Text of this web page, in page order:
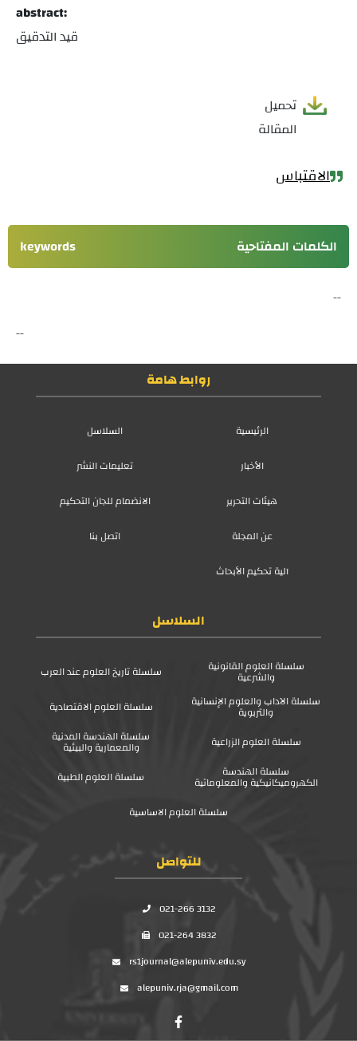
abstract:
قيد التدقيق
تحميل
المقالة
الاقتباس
الكلمات المفتاحية keywords
--
--
روابط هامة
الرئيسية
السلاسل
الأخبار
تعليمات النشر
هيئات التحرير
الانضمام للجان التحكيم
عن المجلة
اتصل بنا
آلية تحكيم الأبحاث
السلاسل
سلسلة العلوم القانونية
والشرعية
سلسلة تاريخ العلوم عند العرب
سلسلة الآداب والعلوم الإنسانية
والتربوية
سلسلة العلوم الاقتصادية
سلسلة العلوم الزراعية
سلسلة الهندسة المدنية
والمعمارية والبيئية
سلسلة الهندسة
الكهروميكانيكية والمعلوماتية
سلسلة العلوم الطبية
سلسلة العلوم الاساسية
للتواصل
021-266 3132
021-264 3832
rs1journal@alepuniv.edu.sy
alepuniv.rja@gmail.com